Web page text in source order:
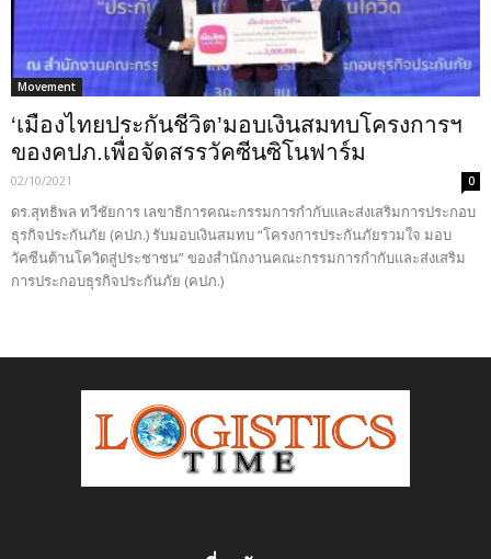
Movement
‘เมืองไทยประกันชีวิต’มอบเงินสมทบโครงการฯ
ของคปภ.เพื่อจัดสรรวัคซีนซิโนฟาร์ม
02/10/2021 0
ดร.สุทธิพล ทวีชัยการ เลขาธิการคณะกรรมการกำกับและส่งเสริมการประกอบ
ธุรกิจประกันภัย (คปภ.) รับมอบเงินสมทบ “โครงการประกันภัยรวมใจ มอบ
วัคซีนต้านโควิดสู่ประชาชน” ของสำนักงานคณะกรรมการกำกับและส่งเสริม
การประกอบธุรกิจประกันภัย (คปภ.)